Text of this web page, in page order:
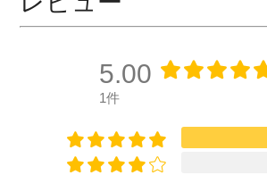
5.00
1件